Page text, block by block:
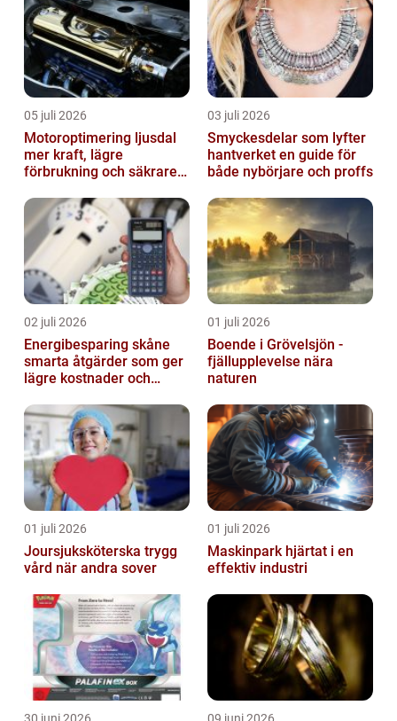
05 juli 2026
Motoroptimering ljusdal
mer kraft, lägre
förbrukning och säkrare
03 juli 2026
Smyckesdelar som lyfter
hantverket en guide för
både nybörjare och proffs
02 juli 2026
Energibesparing skåne
smarta åtgärder som ger
lägre kostnader och
01 juli 2026
Boende i Grövelsjön -
fjällupplevelse nära
naturen
01 juli 2026
Joursjuksköterska trygg
vård när andra sover
01 juli 2026
Maskinpark hjärtat i en
effektiv industri